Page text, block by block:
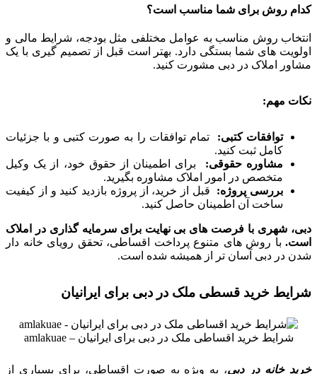
کدام روش برای شما مناسب است؟
انتخاب روش مناسب به عوامل مختلفی مثل بودجه، شرایط مالی و
اولویت های شما بستگی دارد. بهتر است قبل از تصمیم گیری با یک
مشاور املاک در دبی مشورت کنید.
نکات مهم:
توافقات کتبی:
تمام توافقات را به صورت کتبی و با جزئیات
کامل ثبت کنید.
مشاوره حقوقی:
برای اطمینان از حقوق خود، از یک وکیل
متخصص در امور املاک مشاوره بگیرید.
بررسی پروژه:
قبل از خرید، از پروژه بازدید کنید و از کیفیت
ساخت آن اطمینان حاصل کنید.
دبی، شهری با فرصت های بی نهایت برای سرمایه گذاری در املاک
است. با روش های متنوع پرداخت اقساطی، تحقق رویای خانه دار
شدن در دبی آسان تر از همیشه شده است.
شرایط خرید قسطی ملک در دبی برای ایرانیان
شرایط خرید اقساطی ملک در دبی برای ایرانیان – amlakuae
خرید خانه در دبی، به ویژه به صورت اقساطی، برای بسیاری از